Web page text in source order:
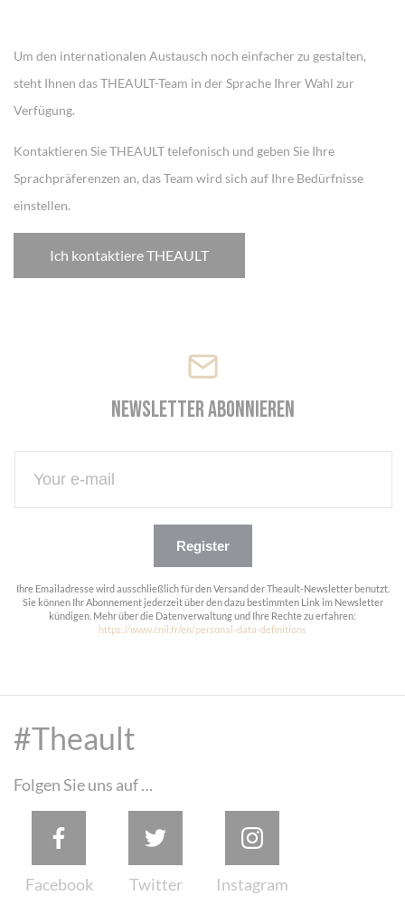
Um den internationalen Austausch noch einfacher zu gestalten,
steht Ihnen das THEAULT-Team in der Sprache Ihrer Wahl zur
Verfügung.
Kontaktieren Sie THEAULT telefonisch und geben Sie Ihre
Sprachpräferenzen an, das Team wird sich auf Ihre Bedürfnisse
einstellen.
Ich kontaktiere THEAULT
Newsletter abonnieren
Register
Ihre Emailadresse wird ausschließlich für den Versand der Theault-Newsletter benutzt.
Sie können Ihr Abonnement jederzeit über den dazu bestimmten Link im Newsletter
kündigen. Mehr über die Datenverwaltung und Ihre Rechte zu erfahren:
https://www.cnil.fr/en/personal-data-definitions
#Theault
Folgen Sie uns auf …
Cookie-Einstellungen